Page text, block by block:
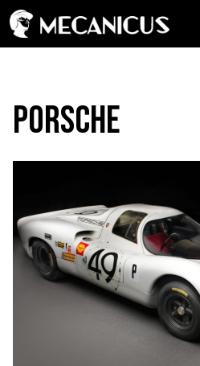
Porsche